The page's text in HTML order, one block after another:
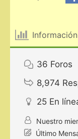
36 Foros
8,974
25 En
Nuestro
Último